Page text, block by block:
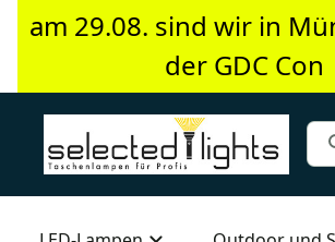
am 29.08. sind wir in
der GDC Con